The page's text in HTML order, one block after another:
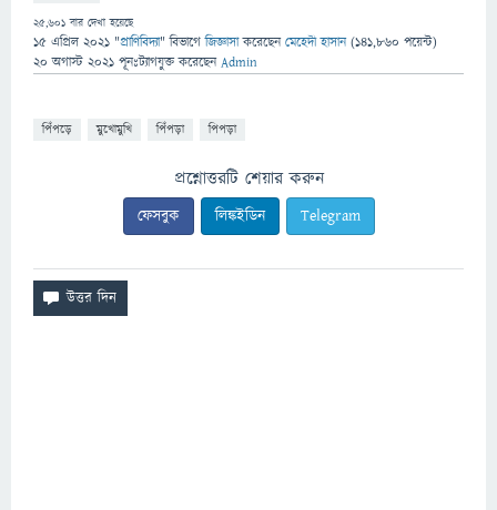
25,601 বার দেখা হয়েছে
15 এপ্রিল 2021 "প্রাণিবিদ্যা" বিভাগে জিজ্ঞাসাকরেছেনমেহেদী হাসান (141,860 পয়েন্ট)
20 অগাস্ট 2021 পূনঃট্যাগযুক্ত করেছেনAdmin
পিঁপড়ে মুখোমুখি পিঁপড়া পিপড়া
প্রশ্নোত্তরটি শেয়ার করুন
ফেসবুক লিঙ্কইডিন Telegram